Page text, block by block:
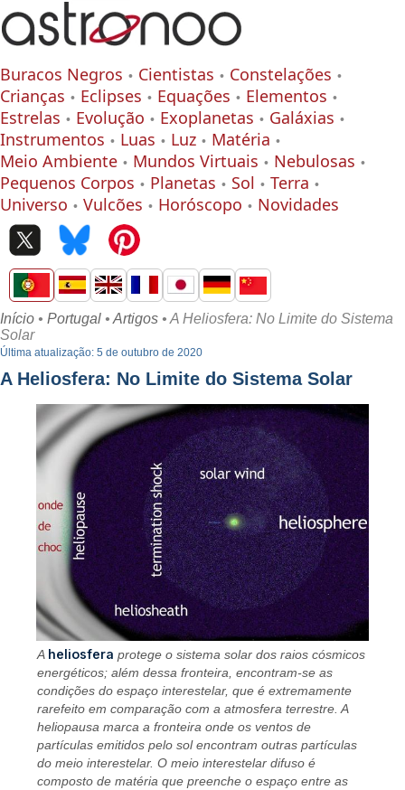
Buracos Negros Cientistas
Constelações
Crianças
Eclipses Equações
Elementos
Estrelas
Evolução Exoplanetas
Galáxias
Instrumentos
Luas Luz
Matéria
Meio Ambiente
Mundos Virtuais
Nebulosas
Pequenos Corpos
Planetas Sol
Terra
Universo
Vulcões Horóscopo Novidades
Início • Portugal • Artigos • A Heliosfera: No Limite do Sistema
Solar
Última atualização: 5 de outubro de 2020
A Heliosfera: No Limite do Sistema Solar
A heliosfera protege o sistema solar dos raios cósmicos
energéticos; além dessa fronteira, encontram-se as
condições do espaço interestelar, que é extremamente
rarefeito em comparação com a atmosfera terrestre. A
heliopausa marca a fronteira onde os ventos de
partículas emitidos pelo sol encontram outras partículas
do meio interestelar. O meio interestelar difuso é
composto de matéria que preenche o espaço entre as